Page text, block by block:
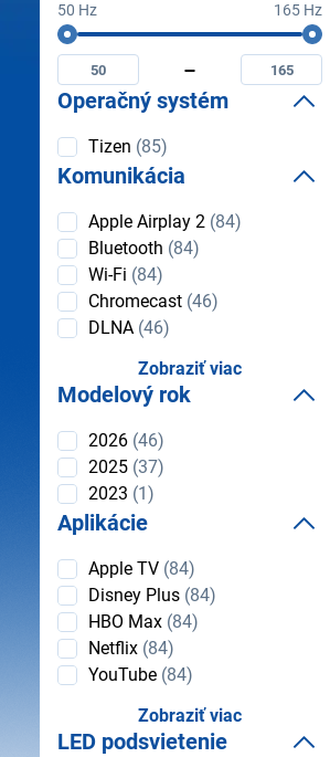
50 Hz 165 Hz
Obnovovacia
frekvencia
Minimální
obnovovacia
frekvencia
Maximální
obnovovacia
frekvencia
Operačný systém
Operačný
systém
Tizen (85)
Komunikácia
Komunikácia
Apple Airplay 2 (84)
Bluetooth (84)
Wi-Fi (84)
Chromecast (46)
DLNA (46)
Zobraziť viac
Modelový rok
Modelový
rok
2026 (46)
2025 (37)
2023 (1)
Aplikácie
Aplikácie
Apple TV (84)
Disney Plus (84)
HBO Max (84)
Netflix (84)
YouTube (84)
Zobraziť viac
LED podsvietenie